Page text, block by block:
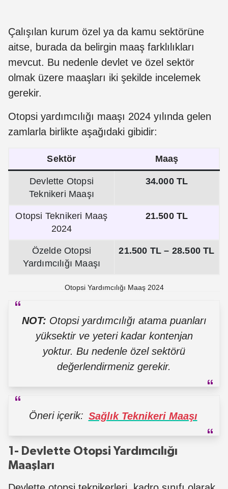
Çalışılan kurum özel ya da kamu sektörüne
aitse, burada da belirgin maaş farklılıkları
mevcut. Bu nedenle devlet ve özel sektör
olmak üzere maaşları iki şekilde incelemek
gerekir.
Otopsi yardımcılığı maaşı 2024 yılında gelen
zamlarla birlikte aşağıdaki gibidir:
Sektör Maaş
Devlette Otopsi
Teknikeri Maaşı
34.000 TL
Otopsi Teknikeri Maaş
2024
21.500 TL
Özelde Otopsi
Yardımcılığı Maaşı
21.500 TL – 28.500 TL
Otopsi Yardımcılığı Maaş 2024
NOT: Otopsi yardımcılığı atama puanları
yüksektir ve yeteri kadar kontenjan
yoktur. Bu nedenle özel sektörü
değerlendirmeniz gerekir.
Öneri içerik: Sağlık Teknikeri Maaşı
1- Devlette Otopsi Yardımcılığı
Maaşları